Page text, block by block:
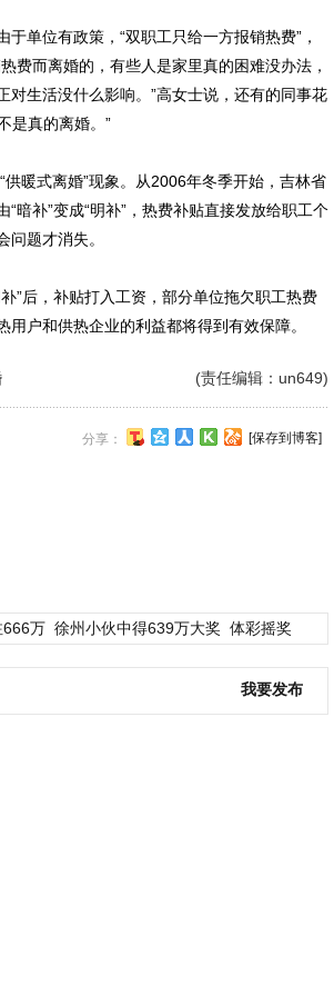
位有政策，“双职工只给一方报销热费”，
费而离婚的，有些人是家里真的困难没办法，
生活没什么影响。”高女士说，还有的同事花
是真的离婚。”
暖式离婚”现象。从2006年冬季开始，吉林省
暗补”变成“明补”，热费补贴直接发放给职工个
题才消失。
后，补贴打入工资，部分单位拖欠职工热费
户和供热企业的利益都将得到有效保障。
(责任编辑：un649)
分享： [保存到博客]
666万 徐州小伙中得639万大奖 体彩摇奖
我要发布